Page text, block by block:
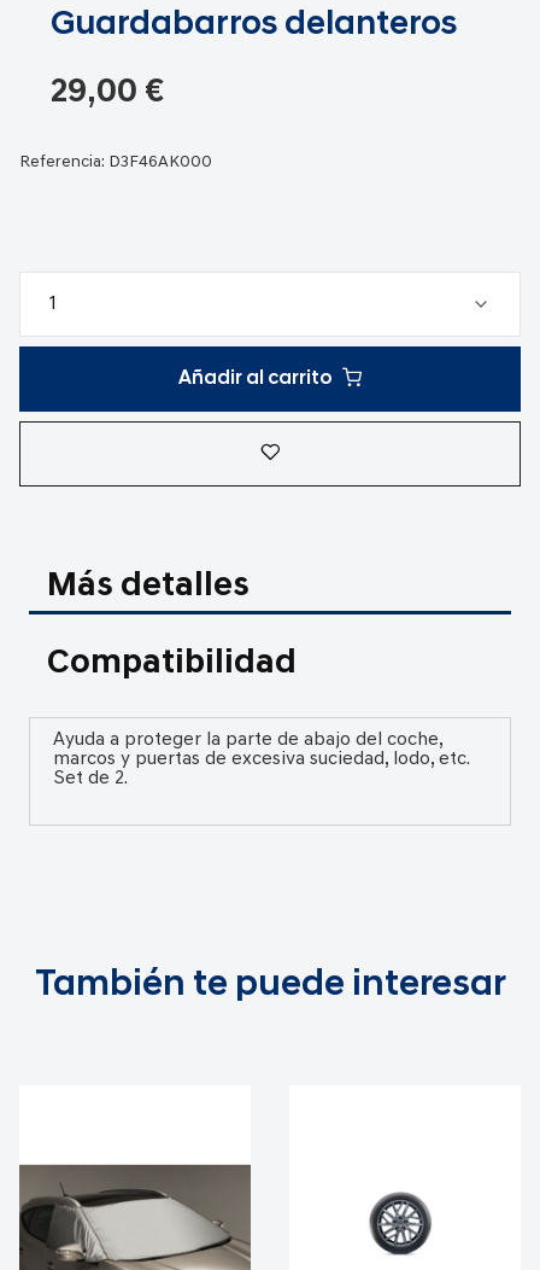
Guardabarros delanteros
29,00 €
Referencia: D3F46AK000
Añadir al carrito
galería
Más detalles
Compatibilidad
Ayuda a proteger la parte de abajo del coche,
marcos y puertas de excesiva suciedad, lodo, etc.
Set de 2.
También te puede interesar